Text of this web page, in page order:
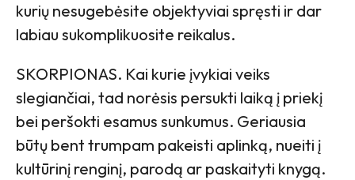
kurių nesugebėsite objektyviai spręsti ir dar
labiau sukomplikuosite reikalus.
SKORPIONAS. Kai kurie įvykiai veiks
slegiančiai, tad norėsis persukti laiką į priekį
bei peršokti esamus sunkumus. Geriausia
būtų bent trumpam pakeisti aplinką, nueiti į
kultūrinį renginį, parodą ar paskaityti knygą.